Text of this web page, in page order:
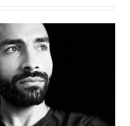
μας αποκαλύπτει πτυχές του
εαυτού του!